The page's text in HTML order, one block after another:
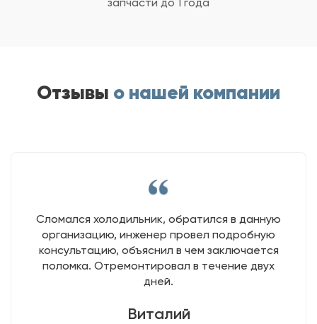
Отзывы о нашей компании
Сломался холодильник, обратился в данную
организацию, инженер провел подробную
консультацию, объяснил в чем заключается
поломка. Отремонтировал в течение двух
дней.
Виталий